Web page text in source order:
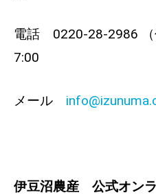
電話 0220-28-2986 （
7:00
メール
伊豆沼農産 公式オン